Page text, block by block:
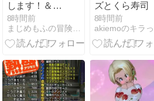
します！＆来
週の予定まと
め【8月7日朝
刊】
8時間前
ズとくら寿司
8時間前